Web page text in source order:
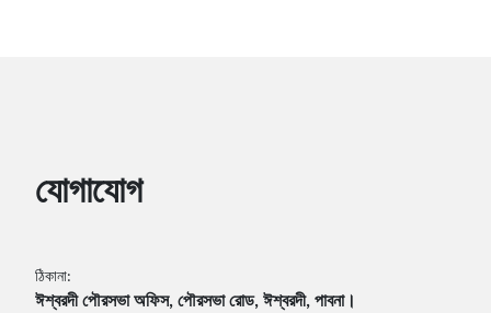
যোগাযোগ
ঠিকানা:
ঈশ্বরদী পৌরসভা অফিস, পৌরসভা রোড, ঈশ্বরদী, পাবনা।